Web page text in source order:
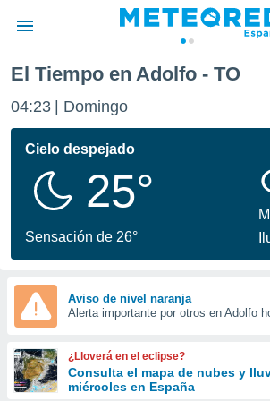
de
por
se
calidad.
a este
las
y
forma
digital
basada
El Tiempo en Adolfo - TO
04:23 Domingo
Cielo despejado
25°
Sensación de 26°
Aviso de nivel naranja
Alerta importante por otros en Adolfo
¿Lloverá en el eclipse?
Consulta el mapa de nubes y
miércoles en España